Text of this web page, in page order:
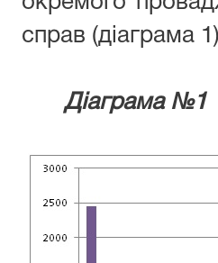
справ (діаграма 1)
Діаграма №1